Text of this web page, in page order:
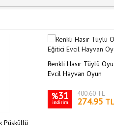
Püsküllü
Renkli Hasır Tüylü
Evcil Hayvan Oyun
%31
indirim
400.60 TL
274.95 TL